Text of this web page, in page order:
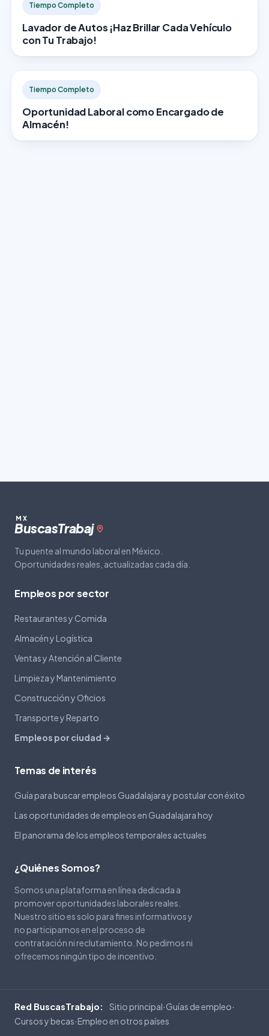
Tiempo Completo
Lavador de Autos ¡Haz Brillar Cada Vehículo
con Tu Trabajo!
Tiempo Completo
Oportunidad Laboral como Encargado de
Almacén!
MX
BuscasTrabaj
Tu puente al mundo laboral en México.
Oportunidades reales, actualizadas cada día.
Empleos por sector
Restaurantes y Comida
Almacén y Logística
Ventas y Atención al Cliente
Limpieza y Mantenimiento
Construcción y Oficios
Transporte y Reparto
Empleos por ciudad →
Temas de interés
Guía para buscar empleos Guadalajara y postular con éxito
Las oportunidades de empleos en Guadalajara hoy
El panorama de los empleos temporales actuales
¿Quiénes Somos?
Somos una plataforma en línea dedicada a
promover oportunidades laborales reales.
Nuestro sitio es solo para fines informativos y
no participamos en el proceso de
contratación ni reclutamiento. No pedimos ni
ofrecemos ningún tipo de incentivo.
Red BuscasTrabajo: Sitio principal·Guías de empleo·
Cursos y becas·Empleo en otros países